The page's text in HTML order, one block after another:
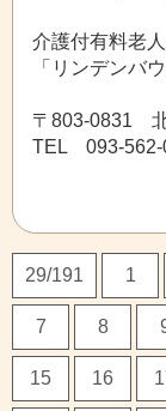
介護付有料老
「リンデンバ
〒803-0831
TEL 093-
29/191 1
7 8
15 16